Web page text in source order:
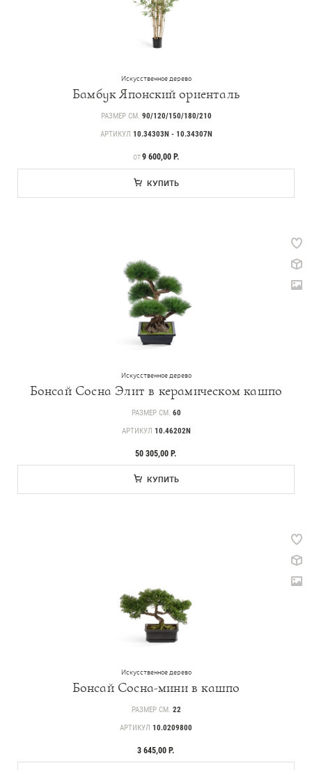
Искусственное дерево
Бамбук Японский ориенталь
РАЗМЕР СМ. 90/120/150/180/210
АРТИКУЛ 10.34303N - 10.34307N
ЦЕНА
ОТ9 600,00 Р.
КУПИТЬ
Искусственное дерево
Бонсай Сосна Элит в керамическом кашпо
РАЗМЕР СМ. 60
АРТИКУЛ 10.46202N
50 305,00 Р.
КУПИТЬ
Искусственное дерево
Бонсай Сосна-мини в кашпо
РАЗМЕР СМ. 22
АРТИКУЛ 10.0209800
3 645,00 Р.